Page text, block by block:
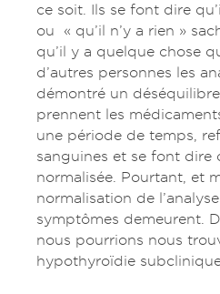
ce soit. Ils se font dire
ou « qu’il n’y a rien »
qu’il y a quelque chose
d’autres personnes les
démontré un
prennent les
une période de temps,
sanguines et se font dire
normalisée. Pourtant, et
normalisation de
symptômes demeurent.
nous pourrions nous
hypothyroïdie